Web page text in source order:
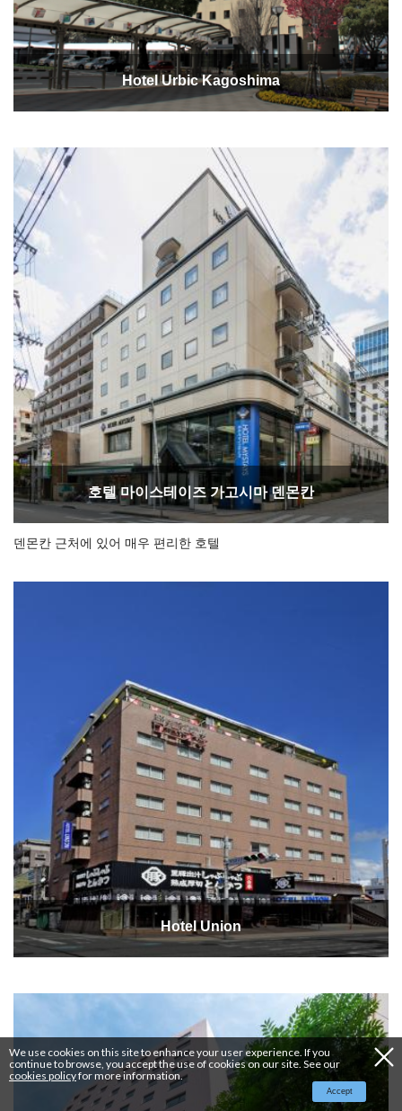
Hotel Urbic Kagoshima
호텔 마이스테이즈 가고시마 덴몬칸
덴몬칸 근처에 있어 매우 편리한 호텔
Hotel Union
We use cookies on this site to enhance your user experience. If you
continue to browse, you accept the use of cookies on our site. See our
cookies policyfor more information.
Accept